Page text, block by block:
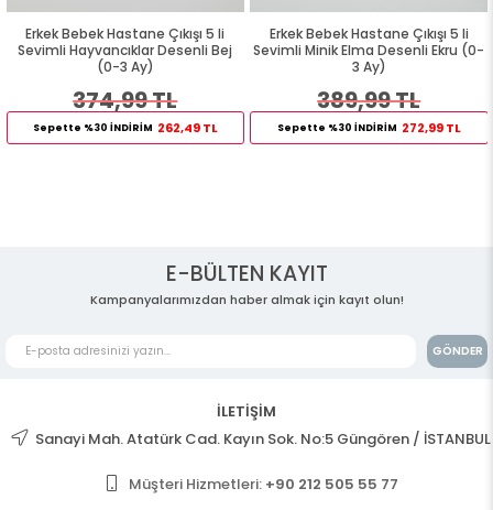
Erkek Bebek Hastane Çıkışı 5 li
Sevimli Hayvancıklar Desenli Bej
(0-3 Ay)
374,99 TL
Sepette %30 İNDİRİM 262,49 TL
Erkek Bebek Hastane Çıkışı 5 li
Sevimli Minik Elma Desenli Ekru (0-
3 Ay)
389,99 TL
Sepette %30 İNDİRİM 272,99 TL
E-BÜLTEN KAYIT
Kampanyalarımızdan haber almak için kayıt olun!
GÖNDER
İLETİŞİM
Sanayi Mah. Atatürk Cad. Kayın Sok. No:5 Güngören / İSTANBUL
Müşteri Hizmetleri: +90 212 505 55 77